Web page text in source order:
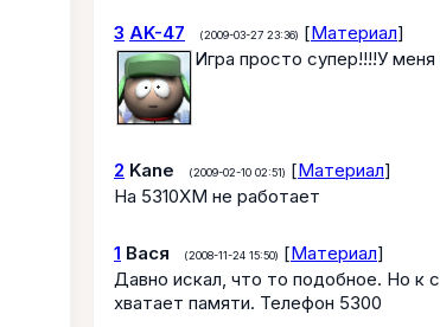
3 AK-47 (2009-03-27 23:36) [Материал]
Игра просто супер!!!!У
2 Kane (2009-02-10 02:51) [Материал]
На 5310ХМ не работает
1 Вася (2008-11-24 15:50) [Материал]
Давно искал, что то подобное. Но к
хватает памяти. Телефон 5300